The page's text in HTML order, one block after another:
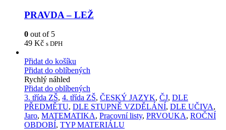
PRAVDA – LEŽ
0 out of 5
49 Kč s DPH
Přidat do košíku
Přidat do oblíbených
Rychlý náhled
Přidat do oblíbených
3. třída ZŠ, 4. třída ZŠ, ČESKÝ JAZYK, ČJ, DLE
PŘEDMĚTU, DLE STUPNĚ VZDĚLÁNÍ, DLE UČIVA,
Jaro, MATEMATIKA, Pracovní listy, PRVOUKA, ROČNÍ
OBDOBÍ, TYP MATERIÁLU